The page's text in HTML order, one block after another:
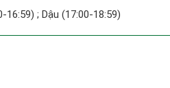
16:59) ; Dậu (17:00-18:59)